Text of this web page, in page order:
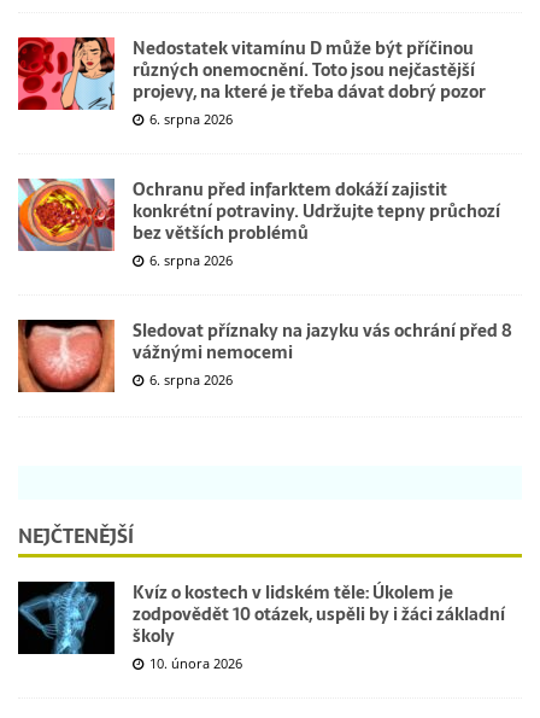
Nedostatek vitamínu D může být příčinou
různých onemocnění. Toto jsou nejčastější
projevy, na které je třeba dávat dobrý pozor
6. srpna 2026
Ochranu před infarktem dokáží zajistit
konkrétní potraviny. Udržujte tepny průchozí
bez větších problémů
6. srpna 2026
Sledovat příznaky na jazyku vás ochrání před 8
vážnými nemocemi
6. srpna 2026
NEJČTENĚJŠÍ
Kvíz o kostech v lidském těle: Úkolem je
zodpovědět 10 otázek, uspěli by i žáci základní
školy
10. února 2026